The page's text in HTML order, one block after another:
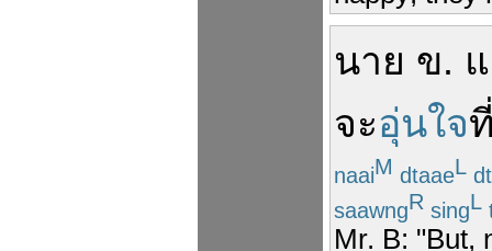
นาย ข.
จะอุ่นใจ
naaiM dtaaeL
saawngR singL
Mr. B: "But,